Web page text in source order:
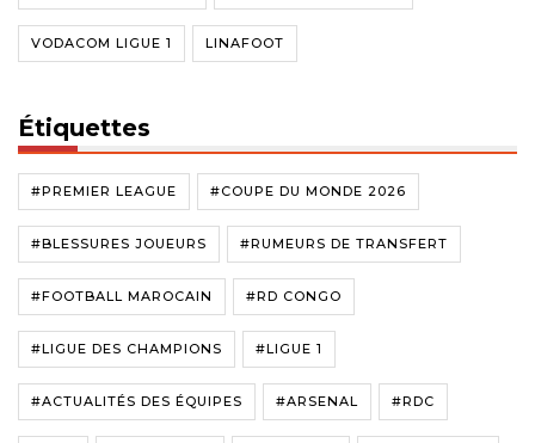
VODACOM LIGUE 1 LINAFOOT
Étiquettes
#PREMIER LEAGUE #COUPE DU MONDE 2026
#BLESSURES JOUEURS #RUMEURS DE TRANSFERT
#FOOTBALL MAROCAIN #RD CONGO
#LIGUE DES CHAMPIONS #LIGUE 1
#ACTUALITÉS DES ÉQUIPES #ARSENAL #RDC